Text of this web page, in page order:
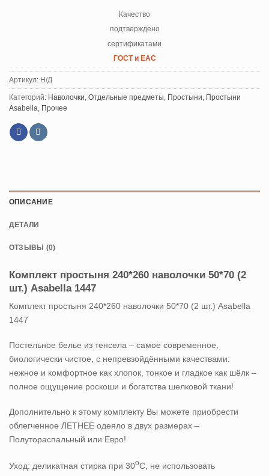
Качество
подтверждено
сертификатами
ГОСТ и ЕАС
Артикул: Н/Д
Категорий: Наволочки Отдельные предметы Простыни
Простыни
Asabella
Прочее
ОПИСАНИЕ
ДЕТАЛИ
ОТЗЫВЫ (0)
Комплект простыня 240*260 наволочки 50*70 (2
шт.) Asabella 1447
Комплект простыня 240*260 наволочки 50*70 (2 шт.) Asabella
1447
Постельное белье из тенсела – самое современное,
биологически чистое, с непревзойдёнными качествами:
нежное и комфортное как хлопок, тонкое и гладкое как шёлк –
полное ощущение роскоши и богатства шелковой ткани!
Дополнительно к этому комплекту Вы можете приобрести
облегченное ЛЕТНЕЕ одеяло в двух размерах –
Полутораспальный или Евро!
Уход: деликатная стирка при 30оС, не использовать